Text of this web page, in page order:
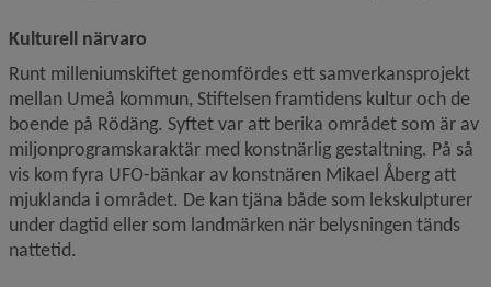
Kulturell närvaro
Runt milleniumskiftet genomfördes ett samverkansprojekt
mellan Umeå kommun, Stiftelsen framtidens kultur och de
boende på Rödäng. Syftet var att berika området som är av
miljonprogramskaraktär med konstnärlig gestaltning. På så
vis kom fyra UFO-bänkar av konstnären Mikael Åberg att
mjuklanda i området. De kan tjäna både som lekskulpturer
under dagtid eller som landmärken när belysningen tänds
nattetid.